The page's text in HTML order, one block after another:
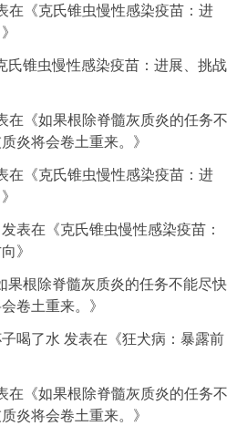
在《克氏锥虫慢性感染疫苗：进
》
氏锥虫慢性感染疫苗：进展、挑战
在《如果根除脊髓灰质炎的任务不
炎将会卷土重来。 》
在《克氏锥虫慢性感染疫苗：进
》
发表在《克氏锥虫慢性感染疫苗：
》
果根除脊髓灰质炎的任务不能尽快
卷土重来。 》
喝了水 发表在《狂犬病：暴露前
在《如果根除脊髓灰质炎的任务不
炎将会卷土重来。 》